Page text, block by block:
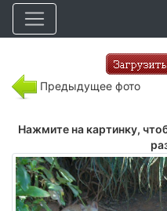
Предыдущее фото
Нажмите на картинку,